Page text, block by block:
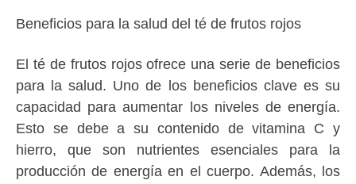
Beneficios para la salud del té de frutos rojos
El té de frutos rojos ofrece una serie de beneficios
para la salud. Uno de los beneficios clave es su
capacidad para aumentar los niveles de energía.
Esto se debe a su contenido de vitamina C y
hierro, que son nutrientes esenciales para la
producción de energía en el cuerpo. Además, los